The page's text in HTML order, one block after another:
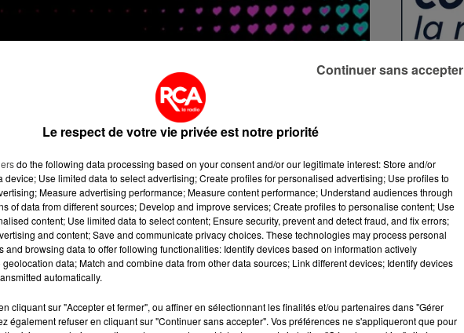
Le respect de votre vie privée est notre priorité
do the following data processing based on your consent and/or our legitimate interest: Store and/or
device; Use limited data to select advertising; Create profiles for personalised advertising; Use profiles to
Measure advertising performance; Measure content performance; Understand audiences through
of data from different sources; Develop and improve services; Create profiles to personalise content; Use
content; Use limited data to select content; Ensure security, prevent and detect fraud, and fix errors;
and content; Save and communicate privacy choices. These technologies may process personal
and browsing data to offer following functionalities: Identify devices based on information actively
data; Match and combine data from other data sources; Link different devices; Identify devices
automatically.
cliquant sur "Accepter et fermer", ou affiner en sélectionnant les finalités et/ou partenaires dans "Gérer
également refuser en cliquant sur "Continuer sans accepter". Vos préférences ne s'appliqueront que pour
Continuer sans accepter